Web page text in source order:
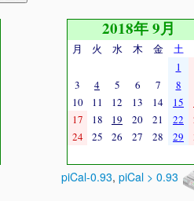
2018年 9月
月 火 水 木 金 土
1
3
4 5 6 7
8
10
11 12 13 14 15
17
18 19 20 21 22
24
25 26 27 28 29
piCal-0.93, piCal > 0.93